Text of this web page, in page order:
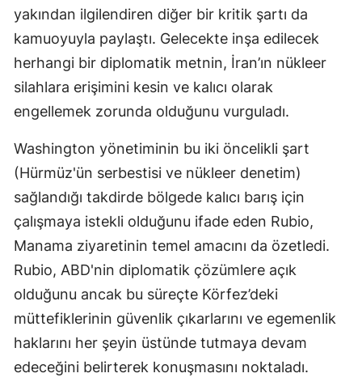
yakından ilgilendiren diğer bir kritik şartı da
kamuoyuyla paylaştı. Gelecekte inşa edilecek
herhangi bir diplomatik metnin, İran’ın nükleer
silahlara erişimini kesin ve kalıcı olarak
engellemek zorunda olduğunu vurguladı.
Washington yönetiminin bu iki öncelikli şart
(Hürmüz'ün serbestisi ve nükleer denetim)
sağlandığı takdirde bölgede kalıcı barış için
çalışmaya istekli olduğunu ifade eden Rubio,
Manama ziyaretinin temel amacını da özetledi.
Rubio, ABD'nin diplomatik çözümlere açık
olduğunu ancak bu süreçte Körfez’deki
müttefiklerinin güvenlik çıkarlarını ve egemenlik
haklarını her şeyin üstünde tutmaya devam
edeceğini belirterek konuşmasını noktaladı.